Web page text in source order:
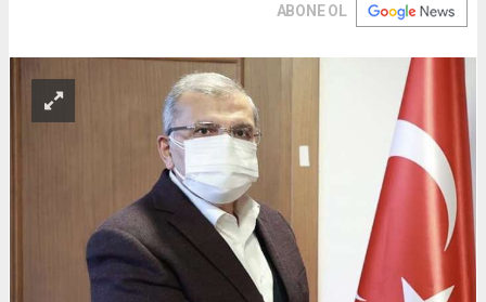
ABONE OL